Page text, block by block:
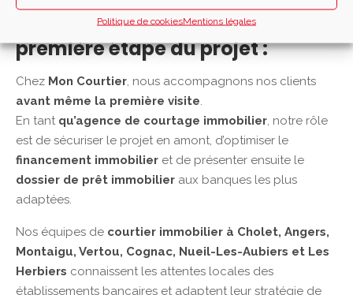
Politique de cookiesMentions légales
Le rôle du courtier dès la
première étape du projet :
Chez Mon Courtier, nous accompagnons nos clients
avant même la première visite.
En tant qu’agence de courtage immobilier, notre rôle
est de sécuriser le projet en amont, d’optimiser le
financement immobilier et de présenter ensuite le
dossier de prêt immobilier aux banques les plus
adaptées.
Nos équipes de courtier immobilier à Cholet, Angers,
Montaigu, Vertou, Cognac, Nueil-Les-Aubiers et Les
Herbiers connaissent les attentes locales des
établissements bancaires et adaptent leur stratégie de